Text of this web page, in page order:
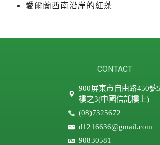
愛爾蘭西南沿岸的紅藻
CONTACT
900屏東市自由路450號5
樓之3(中國信託樓上)
(08)7325672
d1216636@gmail.com
90830581